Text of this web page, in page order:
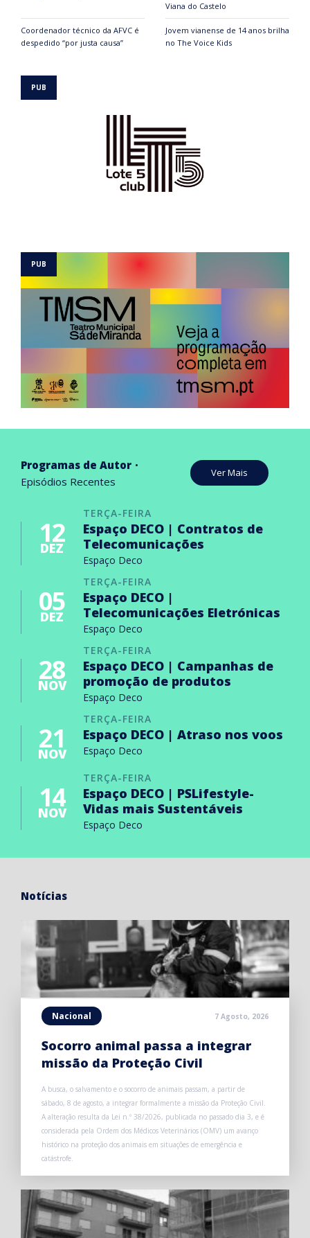
Viana do Castelo
Coordenador técnico da AFVC é
despedido “por justa causa”
Jovem vianense de 14 anos brilha
no The Voice Kids
Programas de Autor
Episódios Recentes
Ver Mais
TERÇA-FEIRA
12
DEZ
Espaço DECO | Contratos de
Telecomunicações
Espaço Deco
TERÇA-FEIRA
05
DEZ
Espaço DECO |
Telecomunicações Eletrónicas
Espaço Deco
TERÇA-FEIRA
28
NOV
Espaço DECO | Campanhas de
promoção de produtos
Espaço Deco
TERÇA-FEIRA
21
NOV
Espaço DECO | Atraso nos voos
Espaço Deco
TERÇA-FEIRA
14
NOV
Espaço DECO | PSLifestyle-
Vidas mais Sustentáveis
Espaço Deco
Notícias
Nacional 7 Agosto, 2026
Socorro animal passa a integrar
missão da Proteção Civil
A busca, o salvamento e o socorro de animais passam, a partir de
sábado, 8 de agosto, a integrar formalmente a missão da Proteção Civil.
A alteração resulta da Lei n.º 38/2026, publicada no passado dia 3, e é
considerada pela Ordem dos Médicos Veterinários (OMV) um avanço
histórico na proteção dos animais em situações de emergência e
catástrofe.